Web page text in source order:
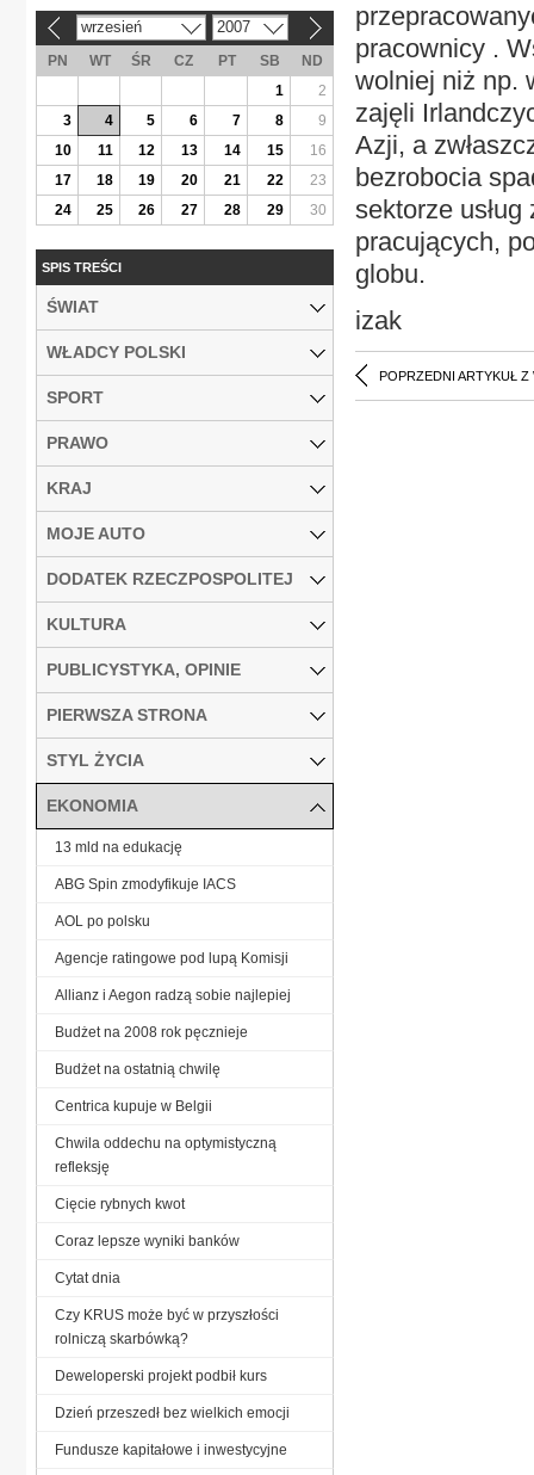
pracownicy .
wolniej niż np.
zajęli
Azji, a
bezrobocia
sektorze
pracujących,
globu.
izak
POPRZEDNI ARTYKUŁ Z
wrzesień 2007
PN WT ŚR CZ PT SB
ND
1
2
3
4 5 6 7 8
9
10
11 12 13 14 15
16
17
18 19 20 21 22
23
24
25 26 27 28 29 30
SPIS TREŚCI
ŚWIAT
WŁADCY POLSKI
SPORT
PRAWO
KRAJ
MOJE AUTO
DODATEK RZECZPOSPOLITEJ
KULTURA
PUBLICYSTYKA, OPINIE
PIERWSZA STRONA
STYL ŻYCIA
EKONOMIA
13 mld na edukację
ABG Spin zmodyfikuje IACS
AOL po polsku
Agencje ratingowe pod lupą Komisji
Allianz i Aegon radzą sobie najlepiej
Budżet na 2008 rok pęcznieje
Budżet na ostatnią chwilę
Centrica kupuje w Belgii
Chwila oddechu na optymistyczną
refleksję
Cięcie rybnych kwot
Coraz lepsze wyniki banków
Cytat dnia
Czy KRUS może być w przyszłości
rolniczą skarbówką?
Deweloperski projekt podbił kurs
Dzień przeszedł bez wielkich emocji
Fundusze kapitałowe i inwestycyjne